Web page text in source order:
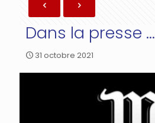
Dans la presse …
31 octobre 2021